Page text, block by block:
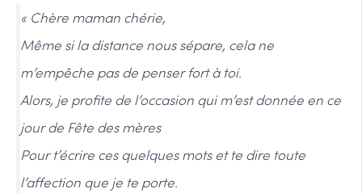
« Chère maman chérie,
Même si la distance nous sépare, cela ne
m’empêche pas de penser fort à toi.
Alors, je profite de l’occasion qui m’est donnée en ce
jour de Fête des mères
Pour t’écrire ces quelques mots et te dire toute
l’affection que je te porte.